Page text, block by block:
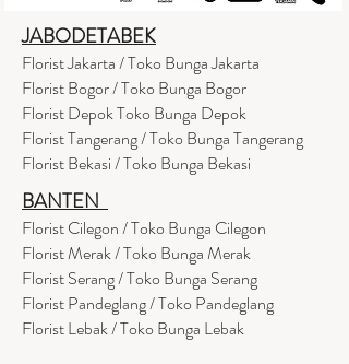
JABODETABEK
Florist Jakarta / Toko Bunga Jakarta
Florist Bogor / Toko Bunga Bogor
Florist Depok Toko Bunga Depok
Florist Tangerang / Toko Bunga Tangerang
Florist Bekasi / Toko Bunga Bekasi
BANTEN
Florist Cilegon / Toko Bunga Cilegon
Florist Merak / Toko Bunga Merak
Florist Serang / Toko Bunga Serang
Florist Pandeglang / Toko Pandeglang
Florist Lebak / Toko Bunga Lebak